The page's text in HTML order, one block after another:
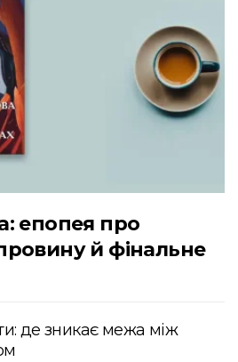
епопея про
й фінальне
де зникає межа між